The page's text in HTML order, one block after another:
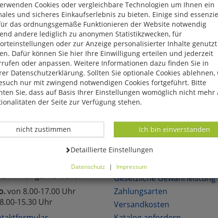
das Produkt oder die Kategorie, die Sie versucht haben zu
uns, wenn Sie sich in unserem Onlineshop mit unseren
neue Angebote Über 6.000 lieferbare
Fragen?
Ihnen gerne weiter.
von 8.00-17.00 Uhr
15.30 Uhr
KUNDENSERVICE
Über uns
Gesetzliche Gewährleistung
Zahlungsarten
Versandkosten
Cookies oder vergleichbare Technologien um Ihnen ein
und sicheres Einkaufserlebnis zu bieten. Einige sind
das ordnungsgemäße Funktionieren der Website notwendig
andere lediglich zu anonymen Statistikzwecken, für
oder zur Anzeige personalisierter Inhalte genutzt
Dafür können Sie hier Ihre Einwilligung erteilen und jederzeit
oder anpassen. Weitere Informationen dazu finden Sie in
Datenschutzerklärung. Sollten Sie optionale Cookies ablehnen,
nur mit zwingend notwendigen Cookies fortgeführt. Bitte
Sie, dass auf Basis Ihrer Einstellungen womöglich nicht mehr
der Seite zur Verfügung stehen.
Datenverarbeitung -
Ich bin einverstanden
Datenverarbeitung -
nicht zustimmen
Datenverarbeitung -
Detaillierte Einstellungen
Datenschutz | Impressum
ablehnen, wird Ihr Besuch nur mit zwingend notwendigen
Bitte beachten Sie, dass auf Basis Ihrer Einstellungen
alle Funktionalitäten der Seite zur Verfügung stehen.
können Sie die Einstellungen jederzeit widerrufen